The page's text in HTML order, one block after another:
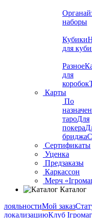
наборы
Кубики
для
Разное
для
коробок
Карты
По
тароДля
покера
бриджа
Сертификаты
Уценка
Предзаказы
Каркассон
Мерч
Каталог
лояльностиМой заказ
локализациюКлуб Ігромаг